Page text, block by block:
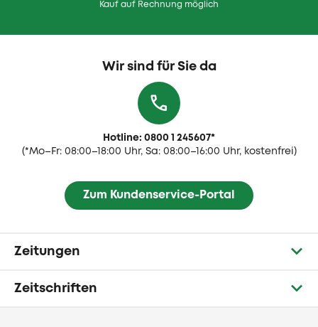
Kauf auf Rechnung möglich
Wir sind für Sie da
Hotline: 0800 1 245607*
(*Mo–Fr: 08:00–18:00 Uhr, Sa: 08:00–16:00 Uhr, kostenfrei)
Zum Kundenservice-Portal
Zeitungen
Zeitschriften